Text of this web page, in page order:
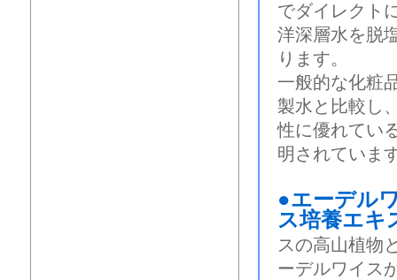
でダイレクト
洋深層水を脱
ります。
一般的な化粧
製水と比較し
性に優れてい
明されていま
●エーデル
ス培養エキ
スの高山植物
ーデルワイス